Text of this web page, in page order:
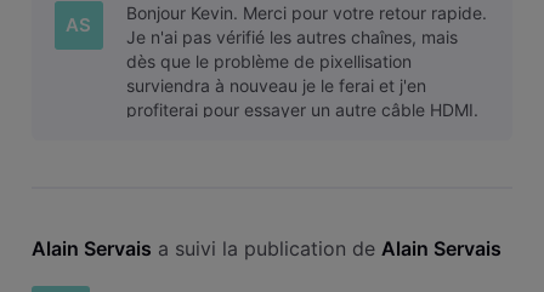
faut di
AS
Bonjour Kevin. Merci pour votre retour rapide.
Je n'ai pas vérifié les autres chaînes, mais
dès que le problème de pixellisation
surviendra à nouveau je le ferai et j'en
profiterai pour essayer un autre câble HDMI.
Alain Servais a suivi la publication de Alain Servais